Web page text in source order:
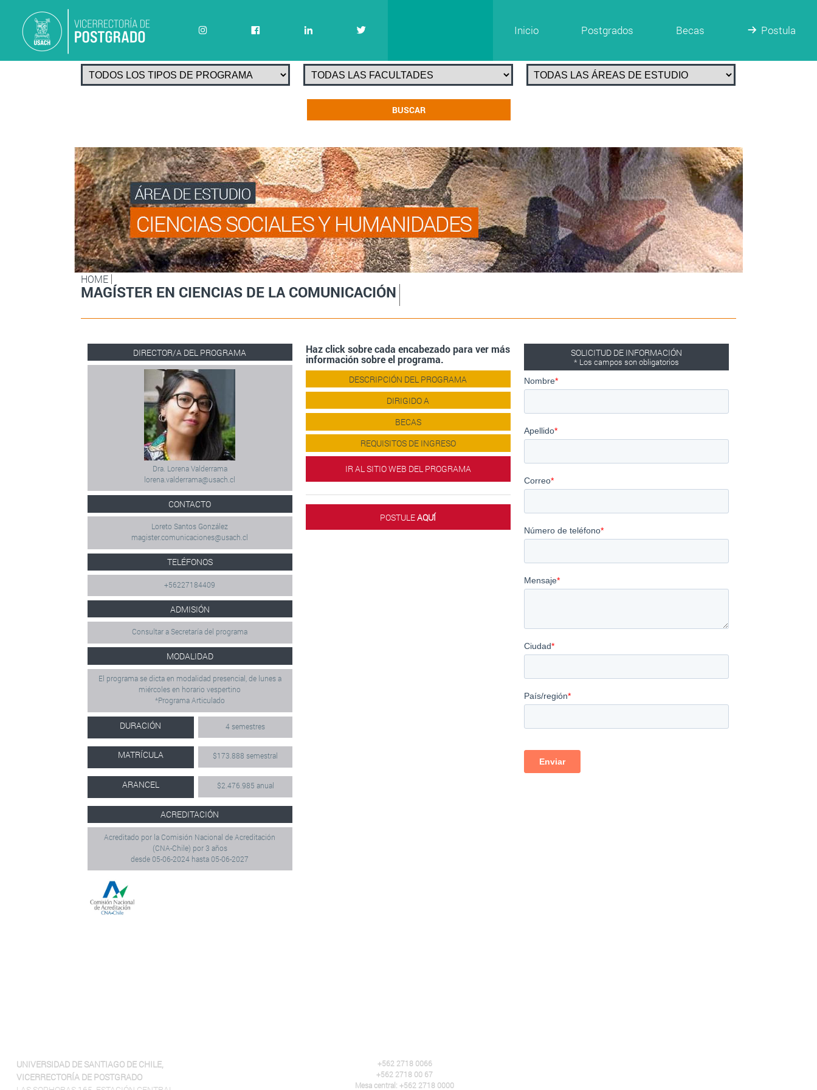
Inicio Postgrados Becas Postula
HOME
MAGÍSTER EN CIENCIAS DE LA COMUNICACIÓN
DIRECTOR/A DEL PROGRAMA
Dra. Lorena Valderrama
lorena.valderrama@usach.cl
CONTACTO
Loreto Santos González
magister.comunicaciones@usach.cl
TELÉFONOS
+56227184409
ADMISIÓN
Consultar a Secretaría del programa
MODALIDAD
El programa se dicta en modalidad presencial, de lunes a
miércoles en horario vespertino
*Programa Articulado
DURACIÓN 4 semestres
MATRÍCULA $173.888 semestral
ARANCEL $2.476.985 anual
ACREDITACIÓN
Acreditado por la Comisión Nacional de Acreditación
(CNA-Chile) por 3 años
desde 05-06-2024 hasta 05-06-2027
Haz click sobre cada encabezado para ver más
información sobre el programa.
DESCRIPCIÓN DEL PROGRAMA
DIRIGIDO A
BECAS
REQUISITOS DE INGRESO
IR AL SITIO WEB DEL PROGRAMA
POSTULEAQUÍ́
SOLICITUD DE INFORMACIÓN
* Los campos son obligatorios
UNIVERSIDAD DE SANTIAGO DE CHILE,
VICERRECTORÍA DE POSTGRADO
+562 2718 0066
+562 2718 00 67
Mesa central: +562 2718 0000